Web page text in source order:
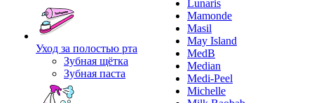
Уход за полостью рта
Зубная щётка
Зубная паста
Lunaris
Mamonde
Masil
May Island
MedB
Median
Medi-Peel
Michelle